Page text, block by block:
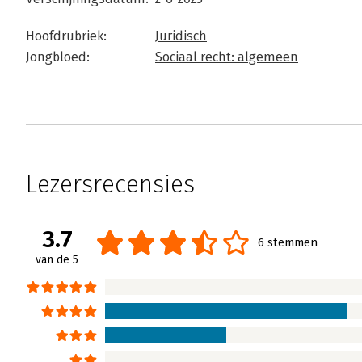
Hoofdrubriek:
Juridisch
Jongbloed:
Sociaal recht: algemeen
Lezersrecensies
3.7
van de 5
6 stemmen